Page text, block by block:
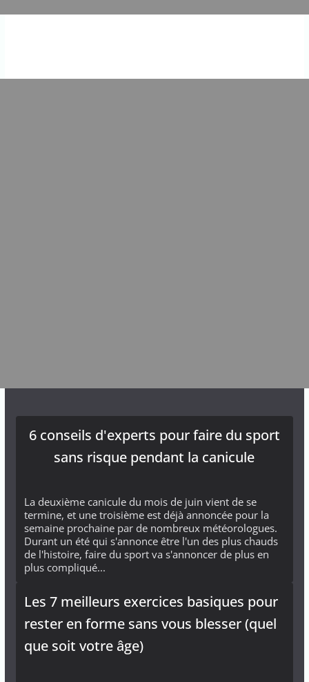
6 conseils d'experts pour faire du sport
sans risque pendant la canicule
La deuxième canicule du mois de juin vient de se
termine, et une troisième est déjà annoncée pour la
semaine prochaine par de nombreux météorologues.
Durant un été qui s'annonce être l'un des plus chauds
de l'histoire, faire du sport va s'annoncer de plus en
plus compliqué...
Les 7 meilleurs exercices basiques pour
rester en forme sans vous blesser (quel
que soit votre âge)